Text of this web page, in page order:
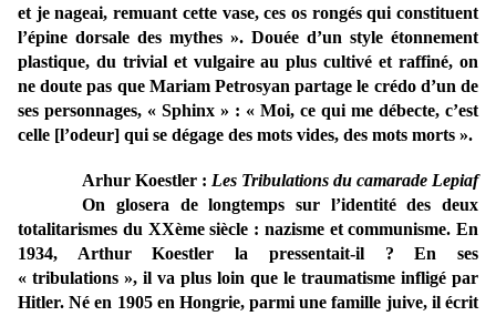
et je nageai, remuant cette vase, ces os rongés qui constituent
l’épine dorsale des mythes ». Douée d’un style étonnement
plastique, du trivial et vulgaire au plus cultivé et raffiné, on
ne doute pas que Mariam Petrosyan partage le crédo d’un de
ses personnages, « Sphinx » : « Moi, ce qui me débecte, c’est
celle [l’odeur] qui se dégage des mots vides, des mots morts ».
Arhur Koestler : Les Tribulations du camarade Lepiaf
On glosera de longtemps sur l’identité des deux
totalitarismes du XXème siècle : nazisme et communisme. En
1934, Arthur Koestler la pressentait-il ? En ses
« tribulations », il va plus loin que le traumatisme infligé par
Hitler. Né en 1905 en Hongrie, parmi une famille juive, il écrit